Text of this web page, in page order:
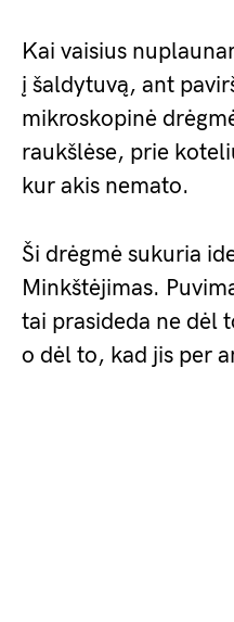
Kai vaisius
į šaldytuvą, ant
mikroskopinė
raukšlėse, prie
kur akis nemato.
Ši drėgmė sukuria
Minkštėjimas.
tai prasideda ne dėl
o dėl to, kad jis per